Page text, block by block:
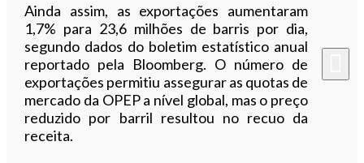
Ainda assim, as exportações aumentaram
1,7% para 23,6 milhões de barris por dia,
segundo dados do boletim estatístico anual
reportado pela Bloomberg. O número de
exportações permitiu assegurar as quotas de
mercado da OPEP a nível global, mas o preço
reduzido por barril resultou no recuo da
receita.